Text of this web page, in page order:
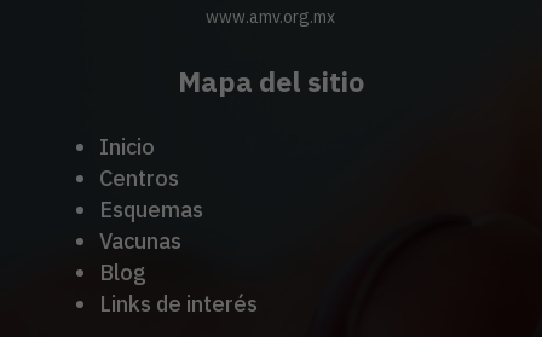
www.amv.org.mx
Mapa del sitio
Inicio
Centros
Esquemas
Vacunas
Blog
Links de interés